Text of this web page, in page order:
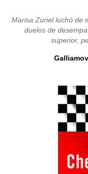
Marisa Zuriel luchó de
duelos de
superior,